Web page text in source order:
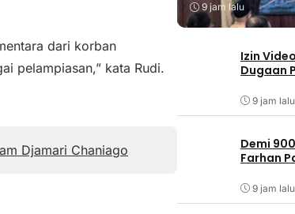
dari korban
pelampiasan,” kata Rudi.
Djamari Chaniago
9 jam lalu
Izin
Dugaan
9 jam lalu
Demi
Farhan
9 jam lalu